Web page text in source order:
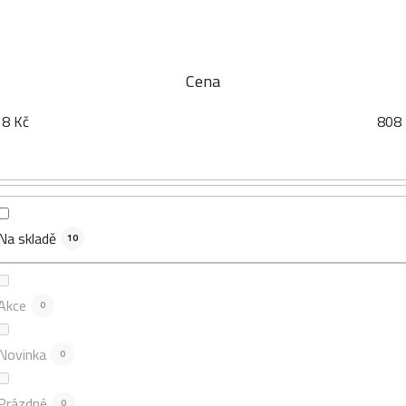
Cena
Kč 808
skladě 10
0
0
0